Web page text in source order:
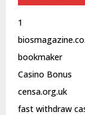
1
bookmaker
Casino Bonus
censa.org.uk
fast withdraw